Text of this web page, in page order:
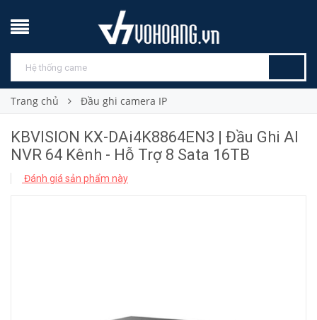
Trang chủ Đầu ghi camera IP
KBVISION KX-DAi4K8864EN3 | Đầu Ghi AI
NVR 64 Kênh - Hỗ Trợ 8 Sata 16TB
Đánh giá sản phẩm này